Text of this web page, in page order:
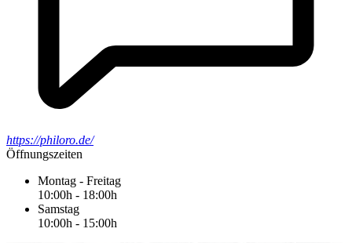
https://philoro.de/
Öffnungszeiten
Montag - Freitag
10:00h - 18:00h
Samstag
10:00h - 15:00h